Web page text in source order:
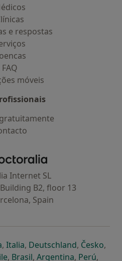
e respostas
FAQ
móveis
Doctoralia - Homepage
Internet SL
Building B2, floor 13
Spain
novo separador
abre num novo separador
, Italiaabre num novo
, Deutschlandabre num
, Česko,
separador
num novo separador
abre num novo separador
, Brasilabre num novo
, Argentinaabre num
, Perúabre
,